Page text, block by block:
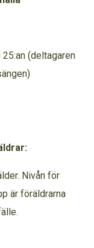
(deltagaren
Nivån för
är föräldrarna